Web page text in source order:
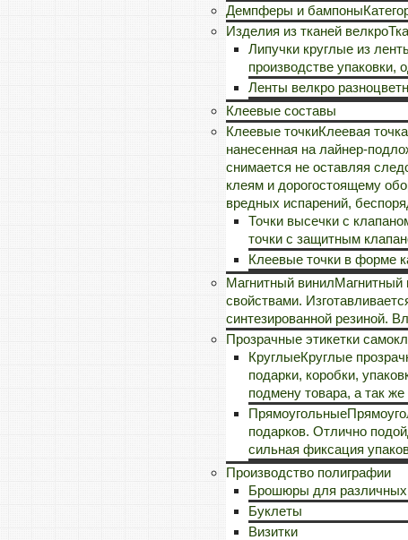
Демпферы и бампоны
Изделия из тканей велкро
Липучки круглые из
производстве упаковки,
Ленты велкро
Клеевые составы
Клеевые точкиКлеевая
нанесенная на лайнер-
снимается не оставляя
клеям и дорогостоящему
вредных испарений,
Точки высечки с
точки с защитным
Клеевые точки в форме
Магнитный винилМагнитный
свойствами.
синтезированной резиной.
Прозрачные этикетки
КруглыеКруглые
подарки, коробки,
подмену товара, а так
Прямоугольные
подарков. Отлично
сильная фиксация
Производство полиграфии
Брошюры для различных
Буклеты
Визитки